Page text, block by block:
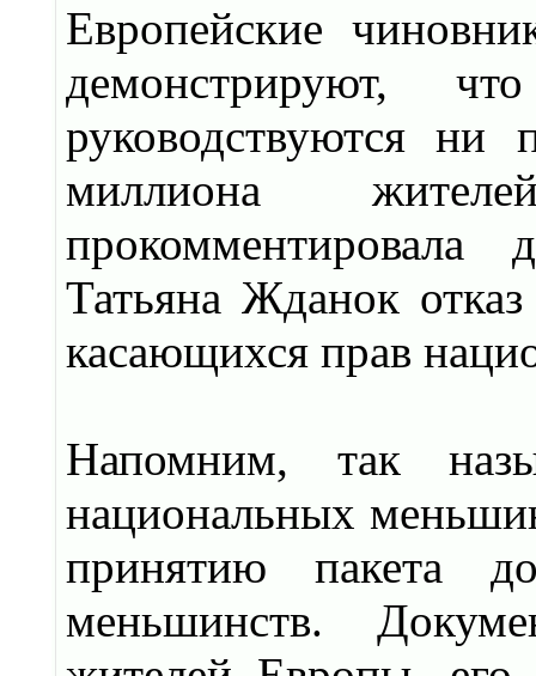
Европейские
демонстрируют,
руководствуются ни
миллиона
прокомментировала
Татьяна Жданок
касающихся прав
Напомним, так
национальных
принятию пакета
меньшинств.